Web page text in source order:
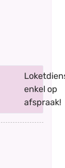
enkel op
afspraak!